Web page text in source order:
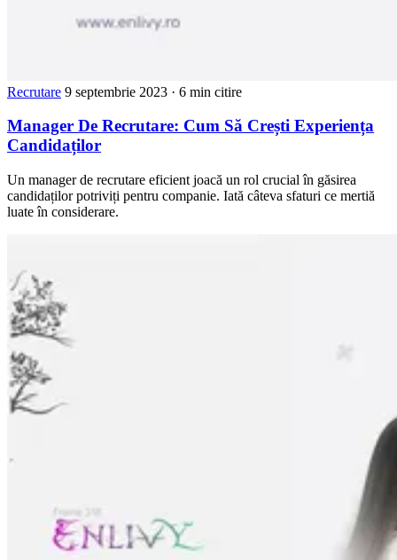
Recrutare 9 septembrie 2023 · 6 min citire
Manager De Recrutare: Cum Să Crești Experiența
Candidaților
Un manager de recrutare eficient joacă un rol crucial în găsirea
candidaților potriviți pentru companie. Iată câteva sfaturi ce mertiă
luate în considerare.